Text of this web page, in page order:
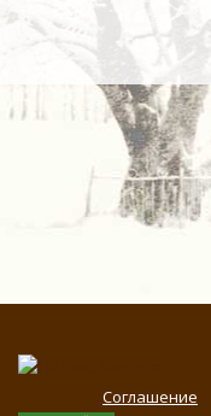
Соглашение